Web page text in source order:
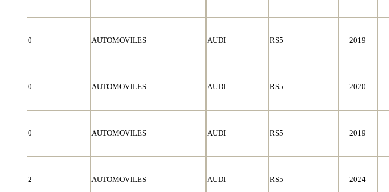
0 AUTOMOVILES AUDI RS5 2019
0 AUTOMOVILES AUDI RS5 2020
0 AUTOMOVILES AUDI RS5 2019
2 AUTOMOVILES AUDI RS5 2024